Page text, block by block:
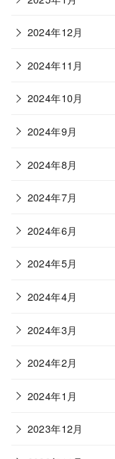
2024年12月
2024年11月
2024年10月
2024年9月
2024年8月
2024年7月
2024年6月
2024年5月
2024年4月
2024年3月
2024年2月
2024年1月
2023年12月